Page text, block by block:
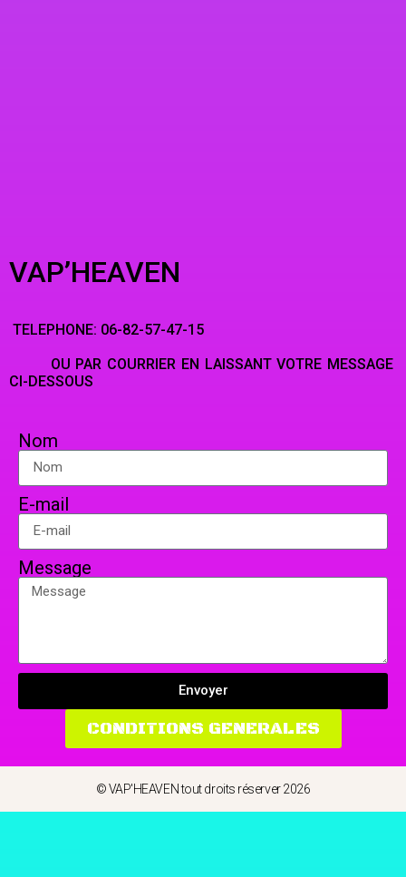
VAP’HEAVEN
TELEPHONE: 06-82-57-47-15
OU PAR COURRIER EN LAISSANT VOTRE MESSAGE
CI-DESSOUS
Nom
E-mail
Message
Envoyer
CONDITIONS GENERALES
© VAP'HEAVEN tout droits réserver 2026